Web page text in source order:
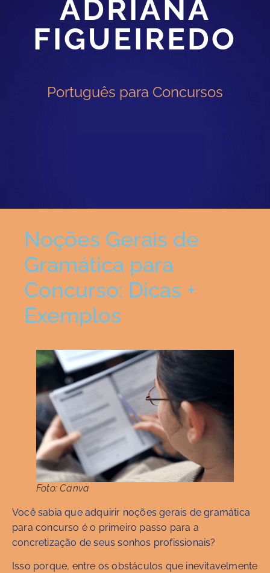
ADRIANA
FIGUEIREDO
Português para Concursos
Noções Gerais de
Gramática para
Concurso: Dicas +
Exemplos
Foto: Canva
Você sabia que adquirir noções gerais de gramática
para concurso é o primeiro passo para a
concretização de seus sonhos profissionais?
Isso porque, entre os obstáculos que inevitavelmente